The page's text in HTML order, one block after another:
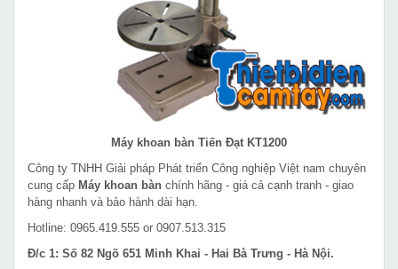
Máy khoan bàn Tiến Đạt KT1200
Công ty TNHH Giải pháp Phát triển Công nghiệp Việt nam chuyên
cung cấp Máy khoan bàn chính hãng - giá cả cạnh tranh - giao
hàng nhanh và bảo hành dài hạn.
Hotline: 0965.419.555 or 0907.513.315
Đ/c 1: Số 82 Ngõ 651 Minh Khai - Hai Bà Trưng - Hà Nội.